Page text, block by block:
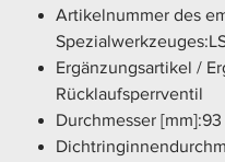
Artikelnummer des
Ergänzungsartikel /
Rücklaufsperrventil
Durchmesser [mm]:93